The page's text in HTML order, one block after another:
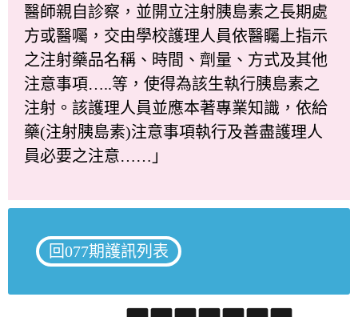
醫師親自診察，並開立注射胰島素之長期處
方或醫囑，交由學校護理人員依醫矚上指示
之注射藥品名稱、時間、劑量、方式及其他
注意事項…..等，使得為該生執行胰島素之
注射。該護理人員並應本著專業知識，依給
藥(注射胰島素)注意事項執行及善盡護理人
員必要之注意……」
回077期護訊列表